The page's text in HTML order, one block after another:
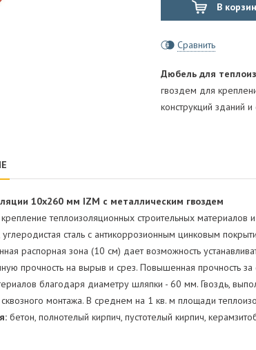
В
Сравнить
Дюбель для
гвоздем для
конструкций зданий
10х260 мм IZM с металлическим гвоздем
крепление теплоизоляционных строительных
углеродистая сталь с антикоррозионным цинковым
распорная зона (10 см) дает возможность
прочность на вырыв и срез. Повышенная прочность
благодаря диаметру шляпки - 60 мм. Гвоздь,
монтажа. В среднем на 1 кв. м площади
бетон, полнотелый кирпич, пустотелый кирпич,